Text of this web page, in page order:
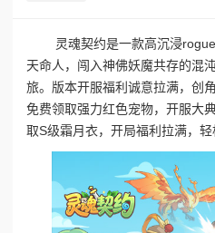
灵魂契约是一款高沉浸
天命人，闯入神佛妖魔共存的混
旅。版本开服福利诚意拉满，创
免费领取强力红色宠物，开服大
取S级霜月衣，开局福利拉满，轻